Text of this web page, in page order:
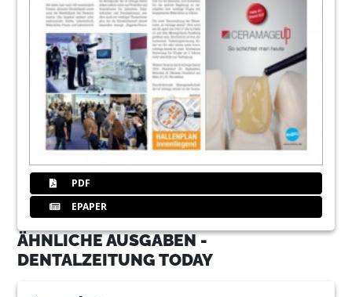
PDF
EPAPER
ÄHNLICHE AUSGABEN -
DENTALZEITUNG TODAY